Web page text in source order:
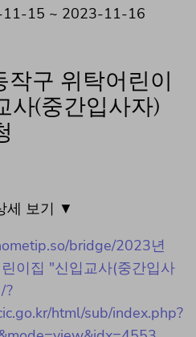
11-15 ~ 2023-11-16
작구 위탁어린이
사(중간입사자)
세 보기 ▼
bridge/2023년
이집 "신입교사(중간입사
?
html/sub/index.php?